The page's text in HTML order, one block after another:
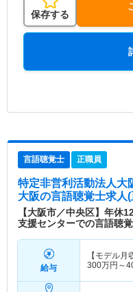
保存する
言語聴覚士 正職員
特定非営利活動法人大
大阪の言語聴覚士求人
【大阪市／中央区】年休
支援センターでの言語聴
給与
【モデル月
300万円～